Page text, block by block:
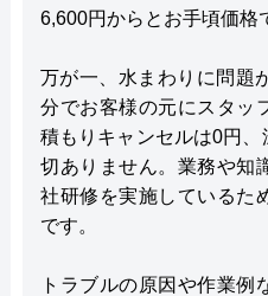
6,600円からとお手頃価格
万が一、水まわりに問題
分でお客様の元にスタッ
積もりキャンセルは0円
切ありません。業務や知
社研修を実施しているた
です。
トラブルの原因や作業例